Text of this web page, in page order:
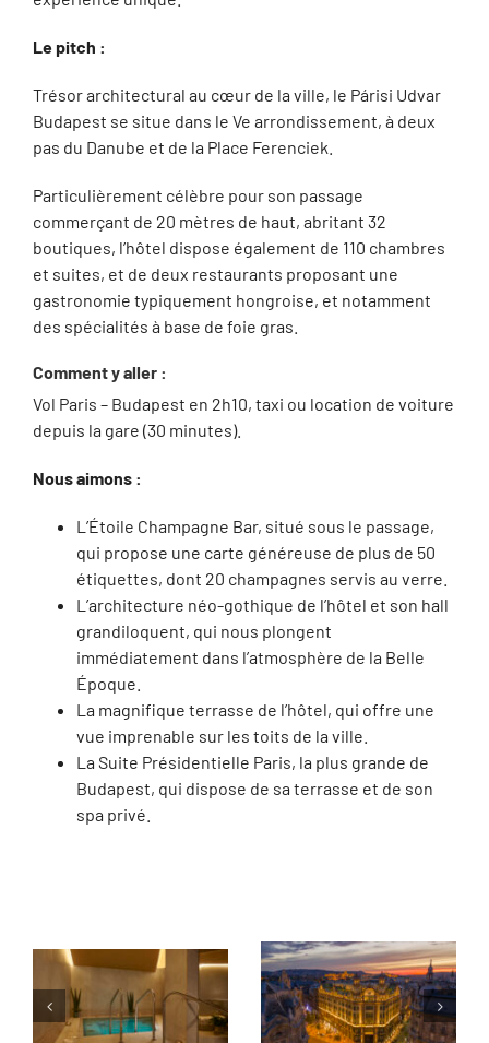
Le pitch :
Trésor architectural au cœur de la ville, le Párisi Udvar
Budapest se situe dans le Ve arrondissement, à deux
pas du Danube et de la Place Ferenciek.
Particulièrement célèbre pour son passage
commerçant de 20 mètres de haut, abritant 32
boutiques, l’hôtel dispose également de 110 chambres
et suites, et de deux restaurants proposant une
gastronomie typiquement hongroise, et notamment
des spécialités à base de foie gras.
Comment y aller :
Vol Paris – Budapest en 2h10, taxi ou location de voiture
depuis la gare (30 minutes).
Nous aimons :
L’Étoile Champagne Bar, situé sous le passage,
qui propose une carte généreuse de plus de 50
étiquettes, dont 20 champagnes servis au verre.
L’architecture néo-gothique de l’hôtel et son hall
grandiloquent, qui nous plongent
immédiatement dans l’atmosphère de la Belle
Époque.
La magnifique terrasse de l’hôtel, qui offre une
vue imprenable sur les toits de la ville.
La Suite Présidentielle Paris, la plus grande de
Budapest, qui dispose de sa terrasse et de son
spa privé.